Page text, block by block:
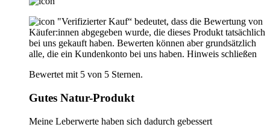
"Verifizierter Kauf“ bedeutet, dass die Bewertung von
Käufer:innen abgegeben wurde, die dieses Produkt tatsächlich
bei uns gekauft haben. Bewerten können aber grundsätzlich
alle, die ein Kundenkonto bei uns haben. Hinweis schließen
Bewertet mit 5 von 5 Sternen.
Gutes Natur-Produkt
Meine Leberwerte haben sich dadurch gebessert